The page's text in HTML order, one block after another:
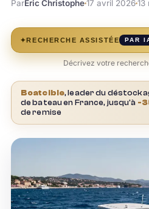
ParEric Christophe17 avril 202613
✦RECHERCHE ASSISTÉE PAR
Décrivez votre
Boatcible, leader du
de bateau en France, jusqu'à -
de remise